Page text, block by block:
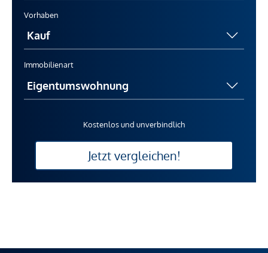
Vorhaben
Immobilienart
Kostenlos und unverbindlich
Jetzt vergleichen!